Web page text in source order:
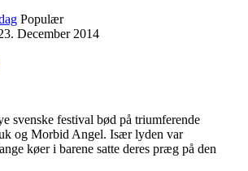
Populær
December 2014
svenske festival bød på triumferende
og Morbid Angel. Især lyden var
køer i barene satte deres præg på den